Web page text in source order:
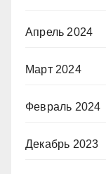
Апрель 2024
Март 2024
Февраль 2024
Декабрь 2023